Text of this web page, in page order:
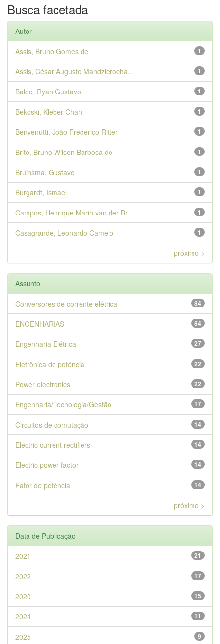
Busca facetada
Autor
1
Assis, Bruno Gomes de
1
Assis, César Augusto Mandzierocha...
1
Baldo, Ryan Gustavo
1
Bekoski, Kleber Chan
1
Benvenutti, João Frederico Ritter
1
Brito, Bruno Wilson Barbosa de
1
Bruinsma, Gustavo
1
Burgardt, Ismael
1
Campos, Henrique Marin van der Br...
1
Casagrande, Leonardo Camelo
próximo >
Assunto
84
Conversores de corrente elétrica
84
ENGENHARIAS
27
Engenharia Elétrica
22
Eletrônica de potência
22
Power electronics
17
Engenharia/Tecnologia/Gestão
14
Circuitos de comutação
14
Electric current rectifiers
14
Electric power factor
14
Fator de potência
próximo >
Data de Publicação
21
2021
17
2022
15
2020
11
2024
9
2025